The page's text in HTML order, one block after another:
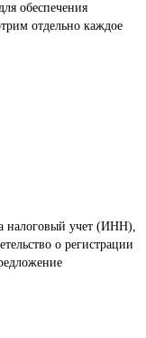
обеспечения
отдельно каждое
налоговый учет (ИНН),
о регистрации